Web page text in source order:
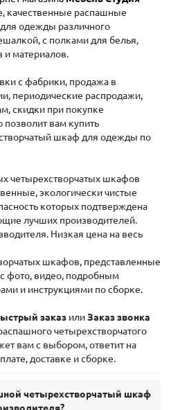
качественные распашные
одежды различного
с полками для белья,
и материалов.
с фабрики, продажа в
периодические распродажи,
скидки при покупке
позволит вам купить
шкаф для одежды по
четырехстворчатых шкафов
экологически чистые
которых подтверждена
лучших производителей.
Низкая цена на весь
шкафов, представленные
с фото, видео, подробным
и инструкциями по сборке.
заказ илиЗаказ звонка
четырехстворчатого
вам с выбором, ответит на
доставке и сборке.
четырехстворчатый шкаф